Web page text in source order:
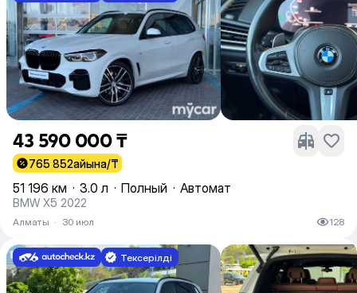
43 590 000 ₸
765 852айына/₸
51 196 км · 3.0 л · Полный · Автомат
BMW X5 2022
Алматы · 30 июл 128
Тексерілді